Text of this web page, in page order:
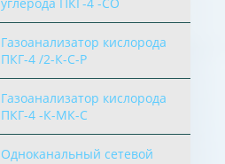
Газоанализатор кислорода
ПКГ-4 /2-К-С-Р
Газоанализатор кислорода
ПКГ-4 -К-МК-С
Одноканальный сетевой